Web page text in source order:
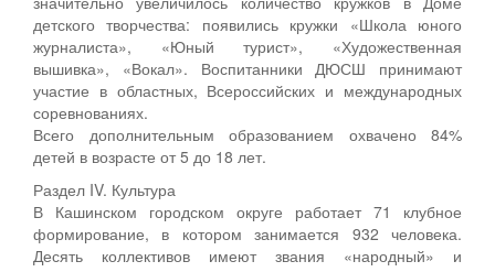
детского творчества: появились кружки «Школа юного
журналиста», «Юный турист», «Художественная
вышивка», «Вокал». Воспитанники ДЮСШ принимают
участие в областных, Всероссийских и международных
соревнованиях.
Всего дополнительным образованием охвачено 84%
детей в возрасте от 5 до 18 лет.
Раздел IV. Культура
В Кашинском городском округе работает 71 клубное
формирование, в котором занимается 932 человека.
Десять коллективов имеют звания «народный» и